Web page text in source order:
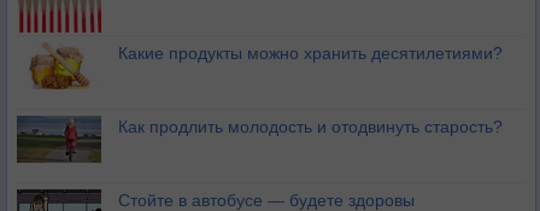
Какие продукты можно хранить десятилетиями?
Как продлить молодость и отодвинуть старость?
Стойте в автобусе — будете здоровы